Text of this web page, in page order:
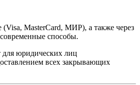
(Visa, MasterCard, МИР), а также через
способы.
для юридических лиц
всех закрывающих